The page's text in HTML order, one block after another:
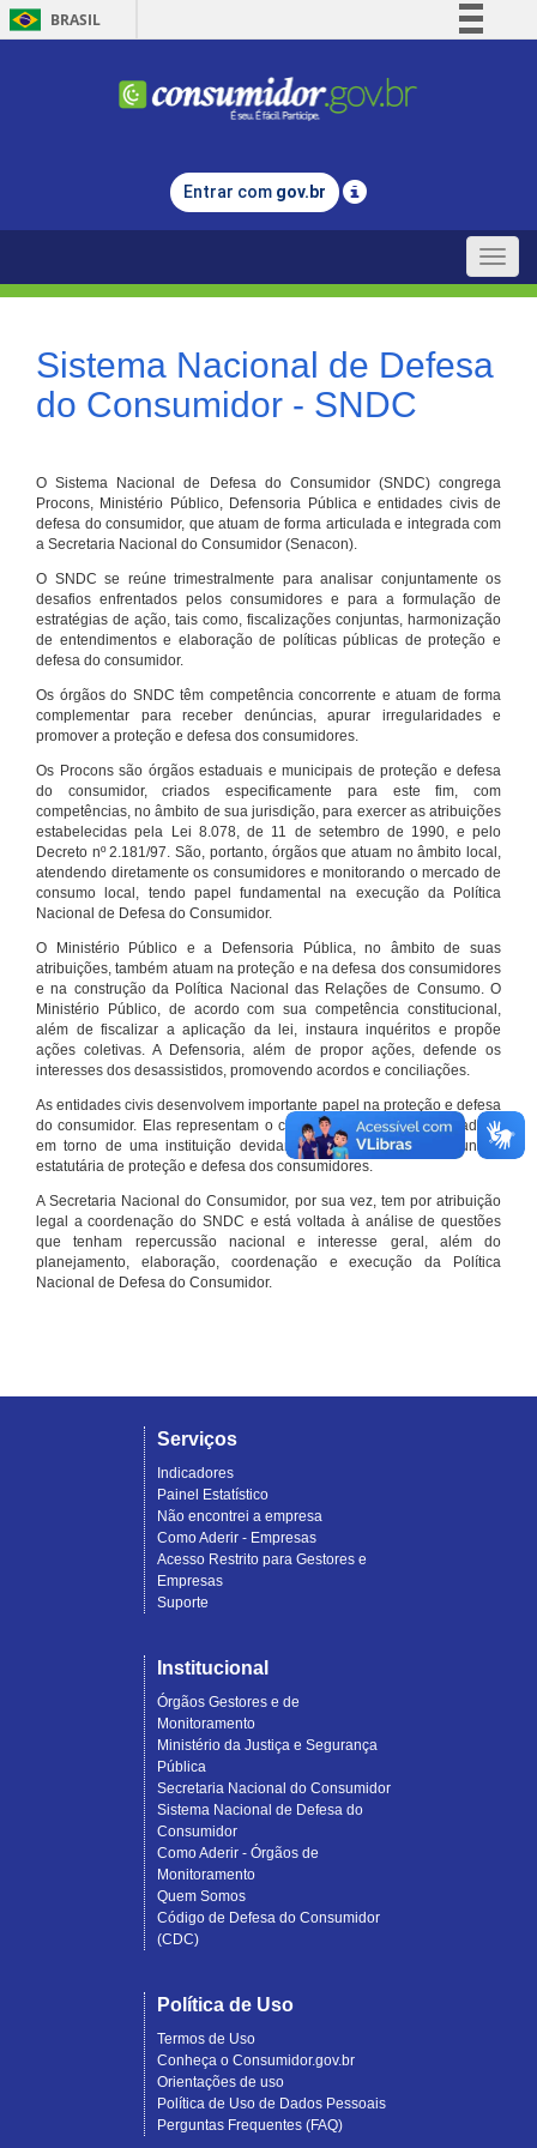
BRASIL
Comunica BR
Legislação
Entrar com gov.br
Toggle
Sistema Nacional de Defesa
do Consumidor - SNDC
O Sistema Nacional de Defesa do Consumidor (SNDC) congrega
Procons, Ministério Público, Defensoria Pública e entidades civis de
defesa do consumidor, que atuam de forma articulada e integrada com
a Secretaria Nacional do Consumidor (Senacon).
O SNDC se reúne trimestralmente para analisar conjuntamente os
desafios enfrentados pelos consumidores e para a formulação de
estratégias de ação, tais como, fiscalizações conjuntas, harmonização
de entendimentos e elaboração de políticas públicas de proteção e
defesa do consumidor.
Os órgãos do SNDC têm competência concorrente e atuam de forma
complementar para receber denúncias, apurar irregularidades e
promover a proteção e defesa dos consumidores.
Os Procons são órgãos estaduais e municipais de proteção e defesa
do consumidor, criados especificamente para este fim, com
competências, no âmbito de sua jurisdição, para exercer as atribuições
estabelecidas pela Lei 8.078, de 11 de setembro de 1990, e pelo
Decreto nº 2.181/97. São, portanto, órgãos que atuam no âmbito local,
atendendo diretamente os consumidores e monitorando o mercado de
consumo local, tendo papel fundamental na execução da Política
Nacional de Defesa do Consumidor.
O Ministério Público e a Defensoria Pública, no âmbito de suas
atribuições, também atuam na proteção e na defesa dos consumidores
e na construção da Política Nacional das Relações de Consumo. O
Ministério Público, de acordo com sua competência constitucional,
além de fiscalizar a aplicação da lei, instaura inquéritos e propõe
ações coletivas. A Defensoria, além de propor ações, defende os
interesses dos desassistidos, promovendo acordos e conciliações.
As entidades civis desenvolvem importante papel na proteção e defesa
do consumidor. Elas representam o conjunto organizado de cidadãos
em torno de uma instituição devidamente registrada e com função
estatutária de proteção e defesa dos consumidores.
A Secretaria Nacional do Consumidor, por sua vez, tem por atribuição
legal a coordenação do SNDC e está voltada à análise de questões
que tenham repercussão nacional e interesse geral, além do
planejamento, elaboração, coordenação e execução da Política
Nacional de Defesa do Consumidor.
Serviços
Indicadores
Painel Estatístico
Não encontrei a empresa
Como Aderir - Empresas
Acesso Restrito para Gestores e
Empresas
Suporte
Institucional
Órgãos Gestores e de
Monitoramento
Ministério da Justiça e Segurança
Pública
Secretaria Nacional do Consumidor
Sistema Nacional de Defesa do
Consumidor
Como Aderir - Órgãos de
Monitoramento
Quem Somos
Código de Defesa do Consumidor
(CDC)
Política de Uso
Termos de Uso
Conheça o Consumidor.gov.br
Orientações de uso
Política de Uso de Dados Pessoais
Perguntas Frequentes (FAQ)